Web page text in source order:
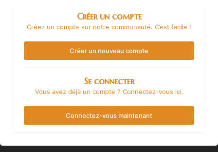
Créer un compte
Créez un compte sur notre communauté. C’est facile !
Créer un nouveau compte
Se connecter
Vous avez déjà un compte ? Connectez-vous ici.
Connectez-vous maintenant